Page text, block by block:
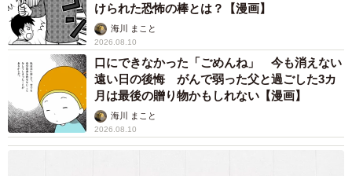
けられた恐怖の棒とは？【漫画】
海川 まこと
2026.08.10
口にできなかった「ごめんね」 今も消えない
遠い日の後悔 がんで弱った父と過ごした3カ
月は最後の贈り物かもしれない【漫画】
海川 まこと
2026.08.10